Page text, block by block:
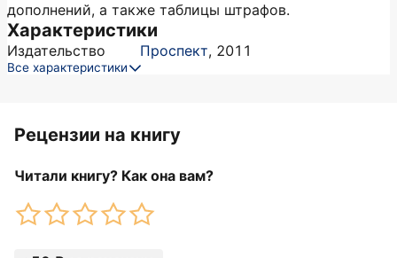
дополнений, а также таблицы штрафов.
Характеристики
Издательство Проспект, 2011
Все характеристики
Рецензии на книгу
Читали книгу? Как она вам?